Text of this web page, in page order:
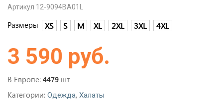
Артикул 12-9094BA01L
Размеры XS S M XL 2XL 3XL 4XL
3 590 руб.
В Европе: 4479 шт
Категории: Одежда, Халаты